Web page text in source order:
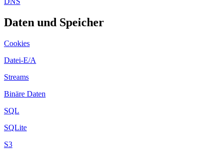
Daten und Speicher
Cookies
Datei-E/A
Streams
Binäre Daten
SQL
SQLite
S3